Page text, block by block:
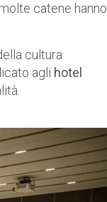
catene hanno
cultura
agli hotel